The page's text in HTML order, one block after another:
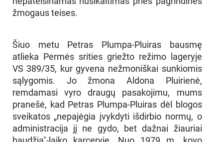
žmogaus teises.
Šiuo metu Petras Plumpa-Pluiras bausmę
atlieka Permės srities griežto režimo lageryje
VS 389/35, kur gyvena nežmoniškai sunkiomis
sąlygomis. Jo žmona Aldona Pluirienė,
remdamasi vyro draugų pasakojimu, mums
pranešė, kad Petras Plumpa-Pluiras dėl blogos
sveikatos „nepajėgia įvykdyti išdirbio normų, o
administracija jį ne gydo, bet dažnai žiauriai